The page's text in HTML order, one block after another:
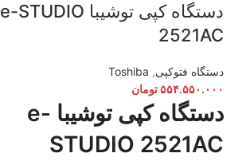
دستگاه کپی توشیبا e-STUDIO
2521AC
دستگاه فتوکپی,
Toshiba
۵۵۴.۵۵۰.۰۰۰تومان
دستگاه کپی توشیبا e-
STUDIO 2521AC